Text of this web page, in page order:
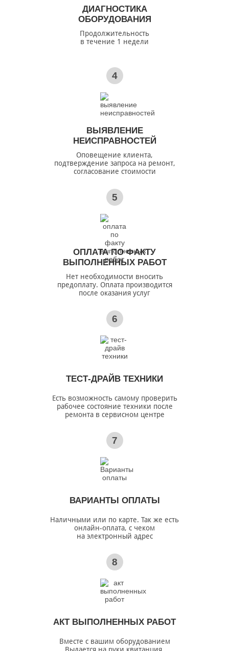
ДИАГНОСТИКА
ОБОРУДОВАНИЯ
Продолжительность
в течение 1 недели
4
ВЫЯВЛЕНИЕ
НЕИСПРАВНОСТЕЙ
Оповещение клиента,
подтверждение запроса на ремонт,
согласование стоимости
5
ОПЛАТА ПО ФАКТУ
ВЫПОЛНЕННЫХ РАБОТ
Нет необходимости вносить
предоплату. Оплата производится
после оказания услуг
6
ТЕСТ-ДРАЙВ ТЕХНИКИ
Есть возможность самому проверить
рабочее состояние техники после
ремонта в сервисном центре
7
ВАРИАНТЫ ОПЛАТЫ
Наличными или по карте. Так же есть
онлайн-оплата, с чеком
на электронный адрес
8
АКТ ВЫПОЛНЕННЫХ РАБОТ
Вместе с вашим оборудованием